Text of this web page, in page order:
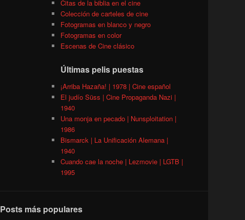
Citas de la biblia en el cine
Colección de carteles de cine
Fotogramas en blanco y negro
Fotogramas en color
Escenas de Cine clásico
Últimas pelis puestas
¡Arriba Hazaña! | 1978 | Cine español
El judío Süss | Cine Propaganda Nazi |
1940
Una monja en pecado | Nunsploitation |
1986
Bismarck | La Unificación Alemana |
1940
Cuando cae la noche | Lezmovie | LGTB |
1995
Posts más populares